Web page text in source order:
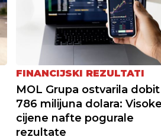
FINANCIJSKI REZULTATI
MOL Grupa ostvarila dobit
786 milijuna dolara: Visoke
cijene nafte pogurale
rezultate